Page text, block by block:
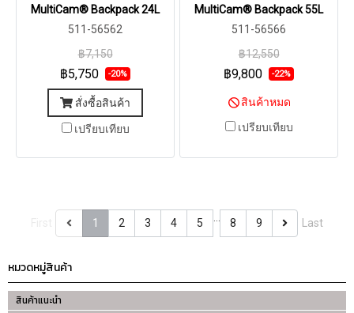
MultiCam® Backpack 24L
511-56562
฿7,150
฿5,750 -20%
สั่งซื้อสินค้า
เปรียบเทียบ
MultiCam® Backpack 55L
511-56566
฿12,550
฿9,800 -22%
สินค้าหมด
เปรียบเทียบ
1 2 3 4 5 8 9 Last
หมวดหมู่สินค้า
สินค้าแนะนำ